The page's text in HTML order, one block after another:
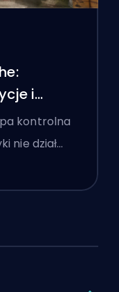
i
kontrolna
nie dział…